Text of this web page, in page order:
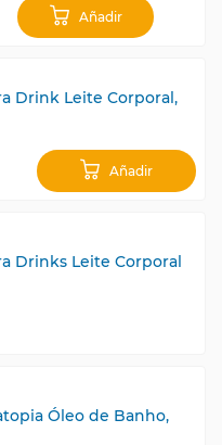
Añadir
Drink Leite Corporal,
Añadir
Drinks Leite Corporal
Óleo de Banho,